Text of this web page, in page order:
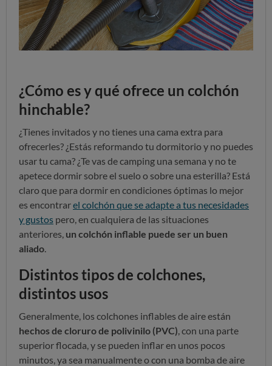
¿Cómo es y qué ofrece un colchón
hinchable?
¿Tienes invitados y no tienes una cama extra para
ofrecerles? ¿Estás reformando tu dormitorio y no puedes
usar tu cama? ¿Te vas de camping una semana y no te
apetece dormir sobre el suelo o sobre una esterilla? Está
claro que para dormir en condiciones óptimas lo mejor
es encontrarel colchón que se adapte a tus necesidades
y gustos pero, en cualquiera de las situaciones
anteriores, un colchón inflable puede ser un buen
aliado
Distintos tipos de colchones,
distintos usos
Generalmente, los colchones inflables de aire están
hechos de cloruro de polivinilo (PVC) , con una parte
superior flocada, y se pueden inflar en unos pocos
minutos, ya sea manualmente o con una bomba de aire